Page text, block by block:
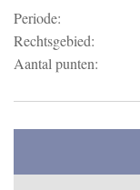
Periode:
Rechtsgebied:
Aantal punten: